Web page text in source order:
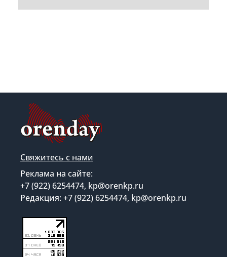
Свяжитесь с нами
Реклама на сайте:
+7 (922) 6254474, kp@orenkp.ru
Редакция: +7 (922) 6254474, kp@orenkp.ru